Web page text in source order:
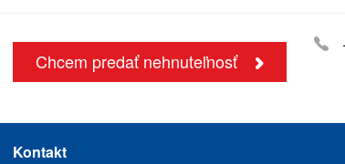
Chcem predať nehnuteľnosť
Kontakt